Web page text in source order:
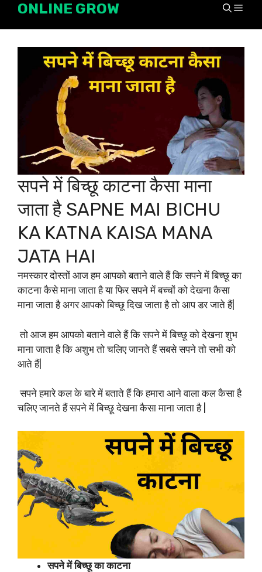
SkipONLINE GROW
सपने में बिच्छू काटना कैसा माना
जाता है SAPNE MAI BICHU
KA KATNA KAISA MANA
JATA HAI
नमस्कार दोस्तों आज हम आपको बताने वाले हैं कि सपने में बिच्छू का
काटना कैसे माना जाता है या फिर सपने में बच्चों को देखना कैसा
माना जाता है अगर आपको बिच्छू दिख जाता है तो आप डर जाते हैं|
तो आज हम आपको बताने वाले हैं कि सपने में बिच्छू को देखना शुभ
माना जाता है कि अशुभ तो चलिए जानते हैं सबसे सपने तो सभी को
आते हैं|
सपने हमारे कल के बारे में बताते हैं कि हमारा आने वाला कल कैसा है
चलिए जानते हैं सपने में बिच्छू देखना कैसा माना जाता है |
सपने में बिच्छू का काटना